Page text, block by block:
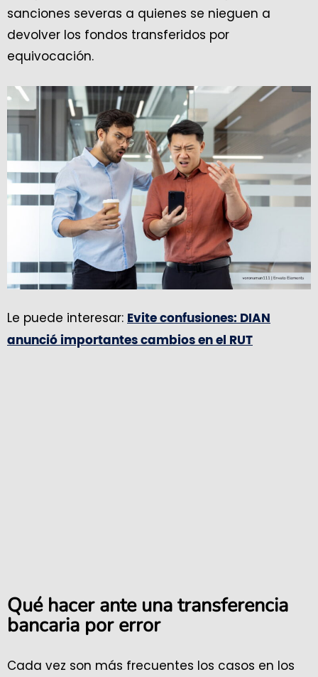
sanciones severas a quienes se nieguen a
devolver los fondos transferidos por
equivocación.
Le puede interesar: Evite confusiones: DIAN
anunció importantes cambios en el RUT
Qué hacer ante una transferencia
bancaria por error
Cada vez son más frecuentes los casos en los